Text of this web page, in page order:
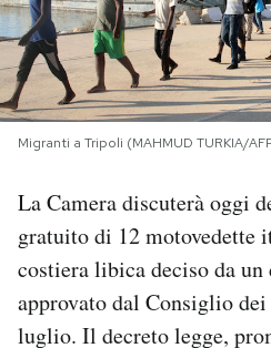
NEWSLETTER
I MIEI PREFERITI
CALENDARIO
AREA PERSONALE
Migranti a Tripoli (MAHMUD TURKIA/
La Camera discuterà oggi
gratuito di 12 motovedette
costiera libica deciso da un
approvato dal Consiglio
luglio. Il decreto legge,